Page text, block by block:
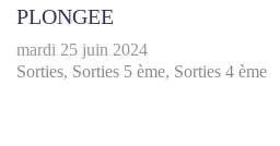
PLONGEE
mardi 25 juin 2024
Sorties Sorties 5 ème Sorties 4 ème